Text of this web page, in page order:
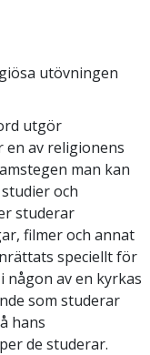
utövningen
utgör
en av religionens
man kan
och
studerar
filmer och annat
speciellt för
någon av en kyrkas
som studerar
hans
de studerar.